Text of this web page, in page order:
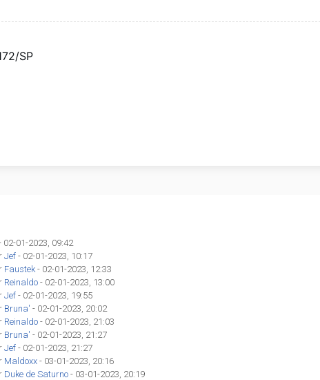
SP
02-01-2023, 09:42
Jef - 02-01-2023, 10:17
Faustek- 02-01-2023, 12:33
Reinaldo - 02-01-2023, 13:00
Jef - 02-01-2023, 19:55
Bruna' - 02-01-2023, 20:02
Reinaldo - 02-01-2023, 21:03
Bruna' - 02-01-2023, 21:27
Jef - 02-01-2023, 21:27
Maldoxx - 03-01-2023, 20:16
Duke de Saturno - 03-01-2023, 20:19